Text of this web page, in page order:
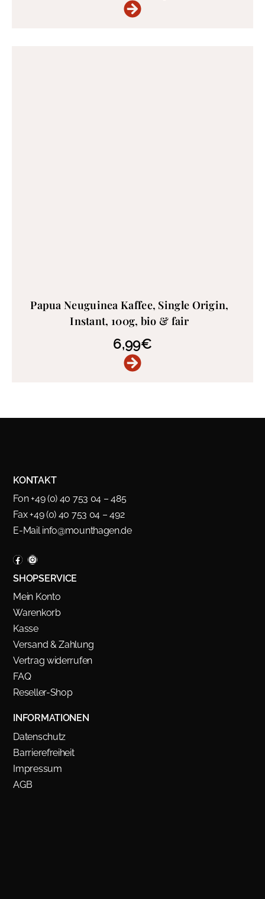
Papua Neuguinea Kaffee, Single Origin,
Instant, 100g, bio & fair
6,99€
KONTAKT
Fon +49 (0) 40 753 04 – 485
Fax +49 (0) 40 753 04 – 492
E-Mailinfo@mounthagen.de
SHOPSERVICE
Mein Konto
Warenkorb
Kasse
Versand & Zahlung
Vertrag widerrufen
FAQ
Reseller-Shop
INFORMATIONEN
Datenschutz
Barrierefreiheit
Impressum
AGB